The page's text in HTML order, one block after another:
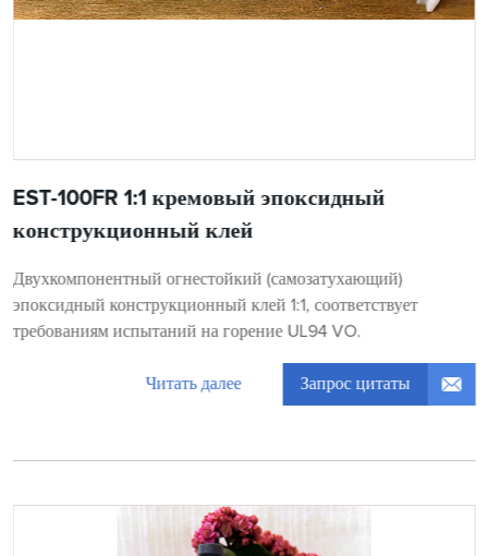
EST-100FR 1:1 кремовый эпоксидный
конструкционный клей
Двухкомпонентный огнестойкий (самозатухающий)
эпоксидный конструкционный клей 1:1, соответствует
требованиям испытаний на горение UL94 VO.
Читать далее Запрос цитаты